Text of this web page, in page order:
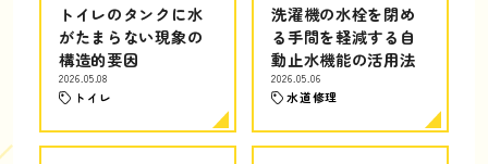
トイレのタンクに水
がたまらない現象の
構造的要因
2026.05.08
トイレ
洗濯機の水栓を閉め
る手間を軽減する自
動止水機能の活用法
2026.05.06
水道修理